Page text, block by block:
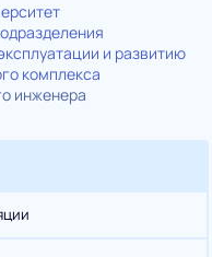
и развитию
комплекса
инженера